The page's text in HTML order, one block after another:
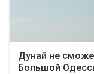
Дунай не
Большой